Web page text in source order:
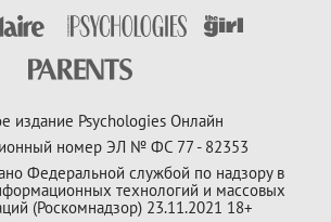
издание Psychologies Онлайн
номер ЭЛ № ФС 77 - 82353
Федеральной службой по надзору в
технологий и массовых
(Роскомнадзор) 23.11.2021 18+